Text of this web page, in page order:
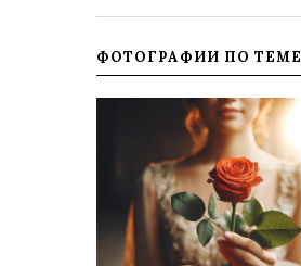
ФОТОГРАФИИ ПО ТЕМЕ